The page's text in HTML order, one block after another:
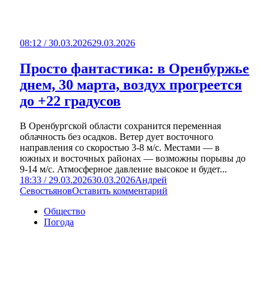
08:12 / 30.03.202629.03.2026
Просто фантастика: в Оренбуржье
днем, 30 марта, воздух прогреется
до +22 градусов
В Оренбургской области сохранится переменная
облачность без осадков. Ветер дует восточного
направления со скоростью 3-8 м/с. Местами — в
южных и восточных районах — возможны порывы до
9-14 м/с. Атмосферное давление высокое и будет...
18:33 / 29.03.202630.03.2026Андрей
СевостьяновОставить комментарий
Общество
Погода